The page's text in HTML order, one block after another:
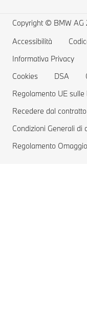
Richiamo airbag
Offerte BMW
Prenota un Test
Home Charging
Gamma auto
Costi delle auto
Vetture Plug-in
Copyright © BMW AG
Accessibilità
Informativa Privacy
Cookies
DSA
Regolamento UE sulle
Recedere dal
Condizioni Generali di
Regolamento